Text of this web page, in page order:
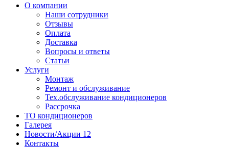
О компании
Наши сотрудники
Отзывы
Оплата
Доставка
Вопросы и ответы
Статьи
Услуги
Монтаж
Ремонт и обслуживание
Тех.обслуживание кондиционеров
Рассрочка
ТО кондиционеров
Галерея
Новости/Акции 12
Контакты